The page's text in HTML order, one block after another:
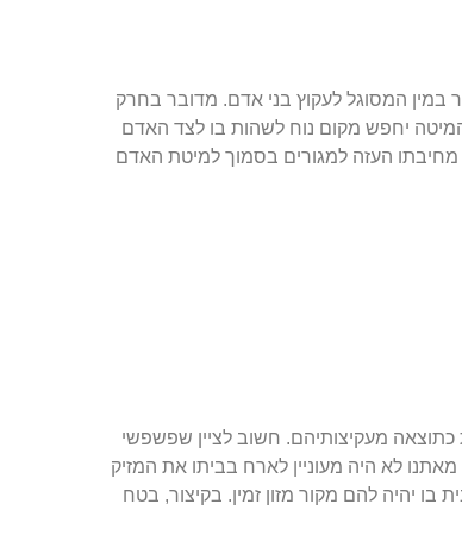
המסוגל לעקוץ בני אדם. מדובר בחרק
יחפש מקום נוח לשהות בו לצד האדם
את שמו מחיבתו העזה למגורים בסמוך למיטת האדם
כתוצאה מעקיצותיהם. חשוב לציין שפשפשי
לא היה מעוניין לארח בביתו את המזיק
יהיה להם מקור מזון זמין. בקיצור, בטח